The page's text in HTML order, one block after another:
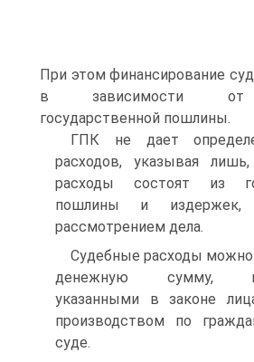
При этом финансирование
в зависимости от
государственной пошлины.
ГПК не дает
расходов, указывая
расходы состоят из
пошлины и издержек,
рассмотрением дела.
Судебные расходы можно
денежную сумму,
указанными в законе
производством по
суде.